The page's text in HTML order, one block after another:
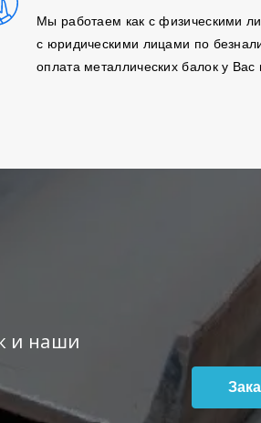
Мы работаем как с физическими
с юридическими лицами по
оплата металлических балок у
и наши